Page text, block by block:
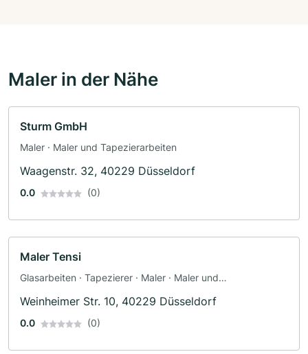
Maler in der Nähe
Sturm GmbH
Maler · Maler und Tapezierarbeiten
Waagenstr. 32, 40229 Düsseldorf
0.0 (0)
Maler Tensi
Glasarbeiten · Tapezierer · Maler · Maler und
Weinheimer Str. 10, 40229 Düsseldorf
0.0 (0)